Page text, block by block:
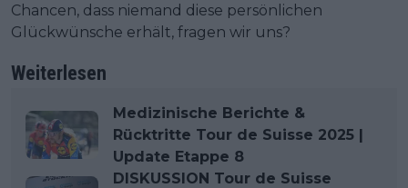
Chancen, dass niemand diese persönlichen
Glückwünsche erhält, fragen wir uns?
Weiterlesen
Medizinische Berichte &
Rücktritte Tour de Suisse 2025 |
Update Etappe 8
DISKUSSION Tour de Suisse